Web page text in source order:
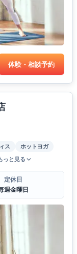
体験・相談予約
ス
ホットヨガ
っと見る
定休日
週金曜日